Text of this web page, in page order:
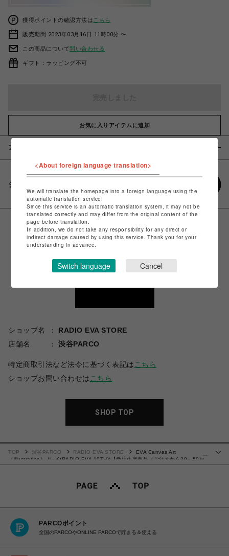
獲得ポイントの確認方法は こちら
販売期間 2023年03月16日 11時00分 〜
この商品について問い合わせる
ギフト：ラッピング不可
お気に入りアイテムに追加
アイテム説明 / 素材
シェアする
ショップ名
RADIO EVA STORE
店舗名
渋谷PARCO
特定商取引法など法令に基づく表記は こちら
ショップお問い合わせは こちら
SHOP TOP
TOP 渋谷PARCO RADIO EVA STORE
EVA Canvas Art
（illustration） (レイ(RADIO EVA 10TH))【受注生産商品（ご注文から30～50日
でお届け）】
PARCOポイント
全国のPARCOやONLINE PARCOで貯まる＆使える
<About foreign language translation>
We will translate the homepage into a foreign language using the
automatic translation service.
Since this service is an automatic translation system, it may not be
translated correctly and may differ from the original content of the
page before translation.
In addition, we do not take any responsibility for any direct or
indirect damage caused by using this service. Thank you for your
understanding in advance.
Switch language Cancel